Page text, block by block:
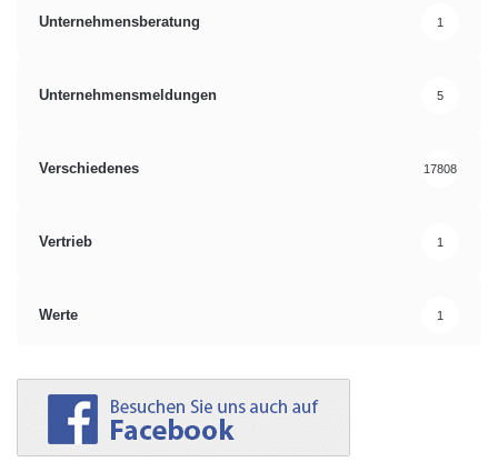
Unternehmensberatung 1
Unternehmensmeldungen 5
Verschiedenes 17808
Vertrieb 1
Werte 1